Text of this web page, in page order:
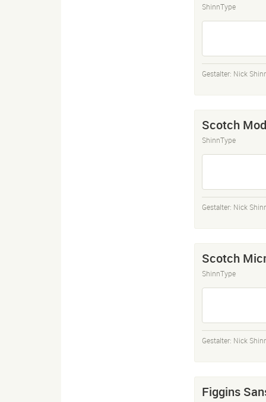
ShinnType
Gestalter: Nick
Scotch
ShinnType
Gestalter: Nick
Scotch
ShinnType
Gestalter: Nick
Figgins